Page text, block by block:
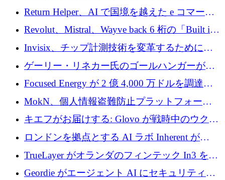
そしてベルリンのチップスタートアップがそ
れを埋める
Return Helper、AI で国境を越えた e コマース
の返品を利益に変えるシリーズ A で 400 万ド
ルを調達
Revolut、Mistral、Wayve back 6 桁の「Built in
Europe」キャンペーン
Invisix、チップ計測技術を変革するために
2,000 万ユーロのシードラウンドを完了
ゲーリー・リネカー氏のゴールハンガーがVC
事業を開始
Focused Energy が 2 億 4,000 万ドルを調達、
TrueLayer が In3 を買収、ロンドンが首位の座
を奪還
MokN、個人情報盗難防止プラットフォーム
の成長のためにシリーズ A で 1,500 万ドルを
調達
キエフがお届けする: Glovo が戦時中のウクラ
イナで最も急速に成長する市場の 1 つをどの
ように拡大したか
ロンドンを拠点とする AI ラボ Inherent が
5,000 万ドルの資金調達でステルスから浮上
TrueLayer がオランダのフィンテック In3 を買
収、チェックアウト時にクレジットを提供
Geordie がエージェント AI にセキュリティと